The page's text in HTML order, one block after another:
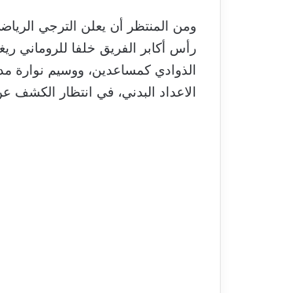
ومن المنتظر أن يعلن الترجي
رأس أكابر الفريق خلفا
الذوادي كمساعدين، ووسيم
الاعداد البدني، في انتظار الكشف